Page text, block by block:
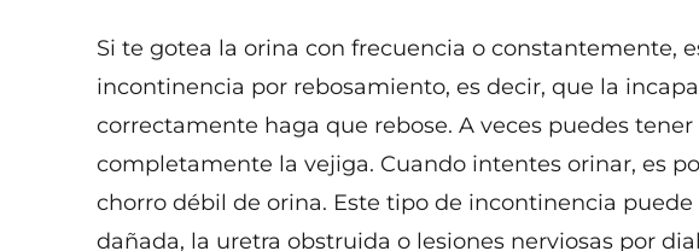
Si te gotea la orina con frecuencia o constantemente,
incontinencia por rebosamiento, es decir, que la
correctamente haga que rebose. A veces puedes
completamente la vejiga. Cuando intentes orinar, es
chorro débil de orina. Este tipo de incontinencia
dañada, la uretra obstruida o lesiones nerviosas por